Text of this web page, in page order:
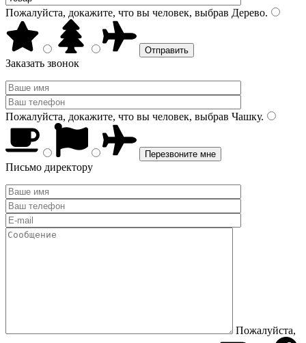
Пожалуйста, докажите, что вы человек, выбрав Дерево.
Заказать звонок
Пожалуйста, докажите, что вы человек, выбрав Чашку.
Письмо директору
Пожалуйста,